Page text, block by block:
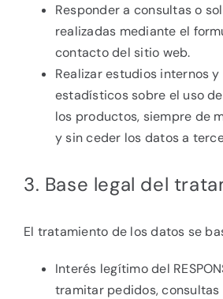
Responder a consultas o
realizadas mediante el
contacto del sitio web.
Realizar estudios internos
estadísticos sobre el uso
los productos, siempre de
y sin ceder los datos a
3. Base legal del
El tratamiento de los datos se
Interés legítimo del
tramitar pedidos, consultas